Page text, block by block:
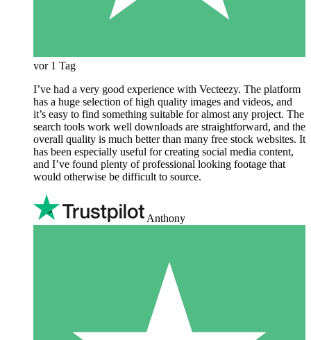
vor 1 Tag
I’ve had a very good experience with Vecteezy. The platform
has a huge selection of high quality images and videos, and
it’s easy to find something suitable for almost any project. The
search tools work well downloads are straightforward, and the
overall quality is much better than many free stock websites. It
has been especially useful for creating social media content,
and I’ve found plenty of professional looking footage that
would otherwise be difficult to source.
Anthony